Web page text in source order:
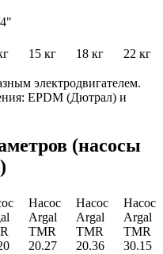
15 кг 18 кг 22 кг
электродвигателем.
EPDM (Дютрал) и
(насосы
Насос
Argal
TMR
20.27
Насос
Argal
TMR
20.36
Насос
Argal
TMR
30.15